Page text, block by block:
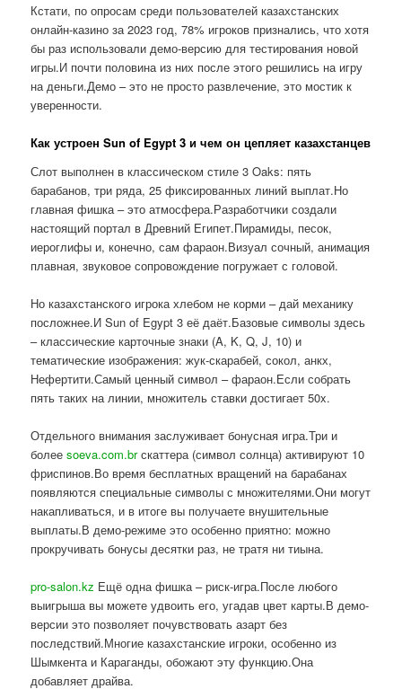
Кстати, по опросам среди пользователей казахстанских
онлайн-казино за 2023 год, 78% игроков признались, что хотя
бы раз использовали демо-версию для тестирования новой
игры.И почти половина из них после этого решились на игру
на деньги.Демо – это не просто развлечение, это мостик к
уверенности.
Как устроен Sun of Egypt 3 и чем он цепляет казахстанцев
Слот выполнен в классическом стиле 3 Oaks: пять
барабанов, три ряда, 25 фиксированных линий выплат.Но
главная фишка – это атмосфера.Разработчики создали
настоящий портал в Древний Египет.Пирамиды, песок,
иероглифы и, конечно, сам фараон.Визуал сочный, анимация
плавная, звуковое сопровождение погружает с головой.
Но казахстанского игрока хлебом не корми – дай механику
посложнее.И Sun of Egypt 3 её даёт.Базовые символы здесь
– классические карточные знаки (A, K, Q, J, 10) и
тематические изображения: жук-скарабей, сокол, анкх,
Нефертити.Самый ценный символ – фараон.Если собрать
пять таких на линии, множитель ставки достигает 50x.
Отдельного внимания заслуживает бонусная игра.Три и
болееsoeva.com.brскаттера (символ солнца) активируют 10
фриспинов.Во время бесплатных вращений на барабанах
появляются специальные символы с множителями.Они могут
накапливаться, и в итоге вы получаете внушительные
выплаты.В демо-режиме это особенно приятно: можно
прокручивать бонусы десятки раз, не тратя ни тиына.
pro-salon.kz Ещё одна фишка – риск-игра.После любого
выигрыша вы можете удвоить его, угадав цвет карты.В демо-
версии это позволяет почувствовать азарт без
последствий.Многие казахстанские игроки, особенно из
Шымкента и Караганды, обожают эту функцию.Она
добавляет драйва.